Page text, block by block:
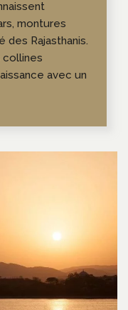
montures
Rajasthanis.
collines
avec un